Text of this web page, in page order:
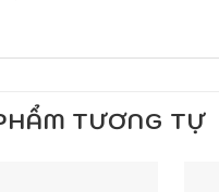
TƯƠNG TỰ